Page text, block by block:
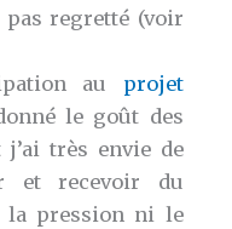
pas regretté (voir
au projet
le goût des
j’ai très envie de
et recevoir du
pression ni le